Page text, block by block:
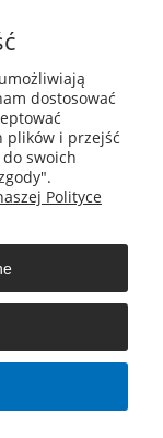
dostosować
plików i przejść
swoich
Polityce